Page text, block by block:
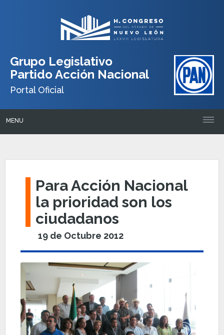
Grupo Legislativo
Partido Acción Nacional
Portal Oficial
MENU
Para Acción Nacional
la prioridad son los
ciudadanos
19 de Octubre 2012